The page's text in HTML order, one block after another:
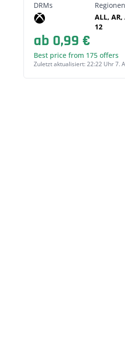
DRMs
Regionen
ALL, AR,
12
ab 0,99 €
Best price from 175 offers
Zuletzt aktualisiert: 22:22 Uhr 7.